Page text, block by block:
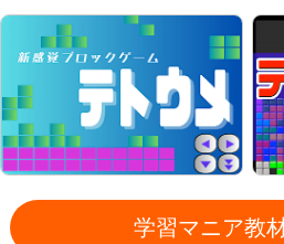
学習マニア教